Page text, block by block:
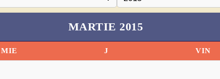
MARTIE 2015
MIE J VIN